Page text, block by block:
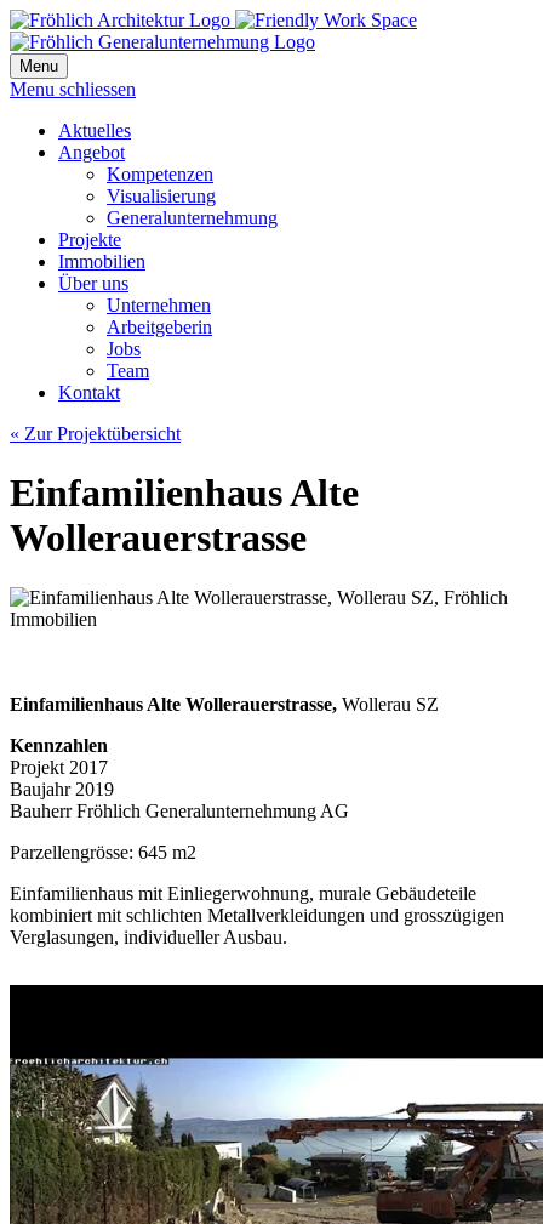
Menu
Menu schliessen
Aktuelles
Angebot
Kompetenzen
Visualisierung
Generalunternehmung
Projekte
Immobilien
Über uns
Unternehmen
Arbeitgeberin
Jobs
Team
Kontakt
« Zur Projektübersicht
Einfamilienhaus Alte
Wollerauerstrasse
Einfamilienhaus Alte Wollerauerstrasse, Wollerau SZ
Kennzahlen
Projekt 2017
Baujahr 2019
Bauherr Fröhlich Generalunternehmung AG
Parzellengrösse: 645 m2
Einfamilienhaus mit Einliegerwohnung, murale Gebäudeteile
kombiniert mit schlichten Metallverkleidungen und grosszügigen
Verglasungen, individueller Ausbau.